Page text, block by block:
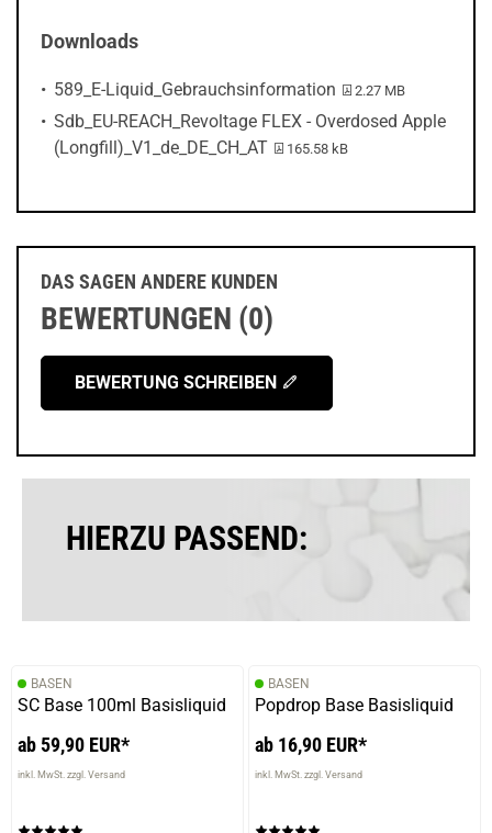
Downloads
589_E-Liquid_Gebrauchsinformation PDF-Datei:
2.27 MB
Sdb_EU-REACH_Revoltage FLEX - Overdosed Apple
(Longfill)_V1_de_DE_CH_AT
PDF-Datei:
165.58 kB
DAS SAGEN ANDERE KUNDEN
BEWERTUNGEN (0)
BEWERTUNG SCHREIBEN
HIERZU PASSEND:
BASEN
SC Base 100ml Basisliquid
ab 59,90 EUR*
inkl. MwSt. zzgl. Versand
BASEN
Popdrop Base Basisliquid
ab 16,90 EUR*
inkl. MwSt. zzgl. Versand